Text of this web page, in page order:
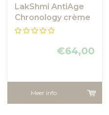
LakShmi AntiAge
Chronology crème
,nightbooster met
€64,00
Meer info